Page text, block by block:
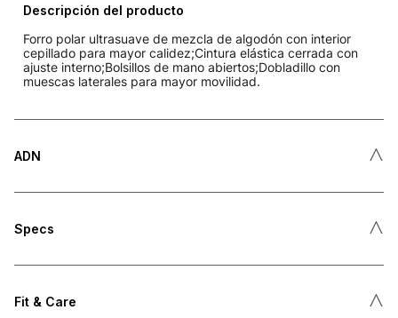
Descripción del producto
Forro polar ultrasuave de mezcla de algodón con interior
cepillado para mayor calidez;Cintura elástica cerrada con
ajuste interno;Bolsillos de mano abiertos;Dobladillo con
muescas laterales para mayor movilidad.
ADN ˄
Specs ˄
Fit & Care ˄